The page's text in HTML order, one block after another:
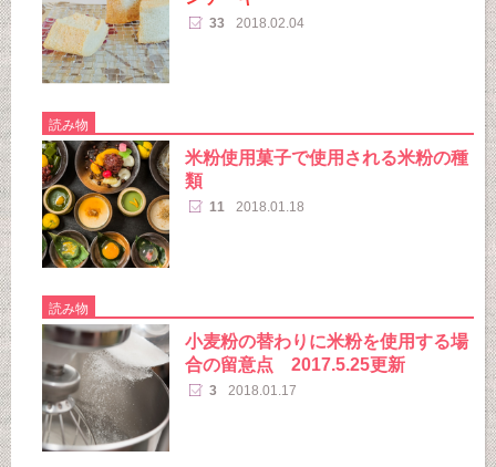
33 2018.02.04
読み物
米粉使用菓子で使用される米粉の種
類
11 2018.01.18
読み物
小麦粉の替わりに米粉を使用する場
合の留意点 2017.5.25更新
3 2018.01.17